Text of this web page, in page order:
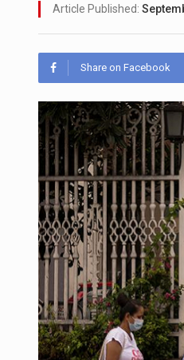
Article Published:
Share on Facebook